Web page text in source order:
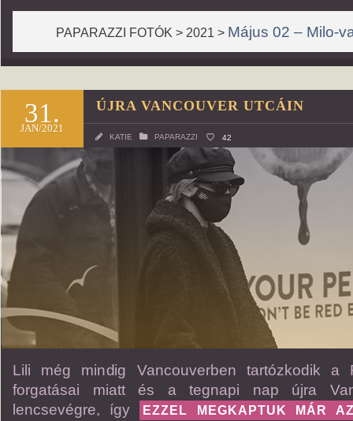
PAPARAZZI FOTÓK > 2021 > Május 02 – Milo-
31.
JAN/2021
ÚJRA VANCOUVER UTCÁIN
KATIE PAPARAZZI 42
Lili még mindig Vancouverben tartózkodik a
forgatásai miatt és a tegnapi nap újra
lencsevégre, így
EZZEL MEGKAPTUK MÁR